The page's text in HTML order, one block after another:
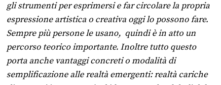
gli strumenti per esprimersi e far circolare la propria
espressione artistica o creativa oggi lo possono fare.
Sempre più persone le usano, quindi è in atto un
percorso teorico importante. Inoltre tutto questo
porta anche vantaggi concreti o modalità di
semplificazione alle realtà emergenti: realtà cariche